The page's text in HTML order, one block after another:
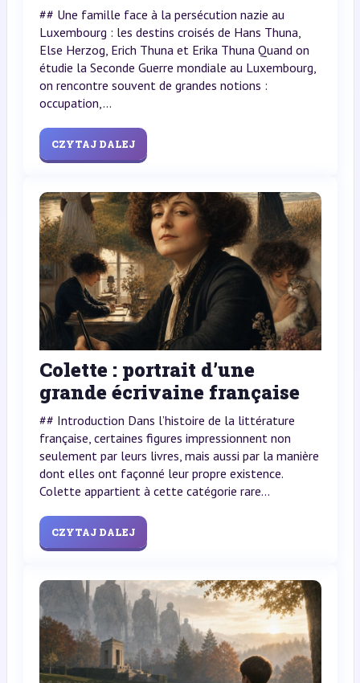
## Une famille face à la persécution nazie au
Luxembourg : les destins croisés de Hans Thuna,
Else Herzog, Erich Thuna et Erika Thuna Quand on
étudie la Seconde Guerre mondiale au Luxembourg,
on rencontre souvent de grandes notions :
occupation,...
CZYTAJ DALEJ
Colette : portrait d’une
grande écrivaine française
## Introduction Dans l’histoire de la littérature
française, certaines figures impressionnent non
seulement par leurs livres, mais aussi par la manière
dont elles ont façonné leur propre existence.
Colette appartient à cette catégorie rare...
CZYTAJ DALEJ